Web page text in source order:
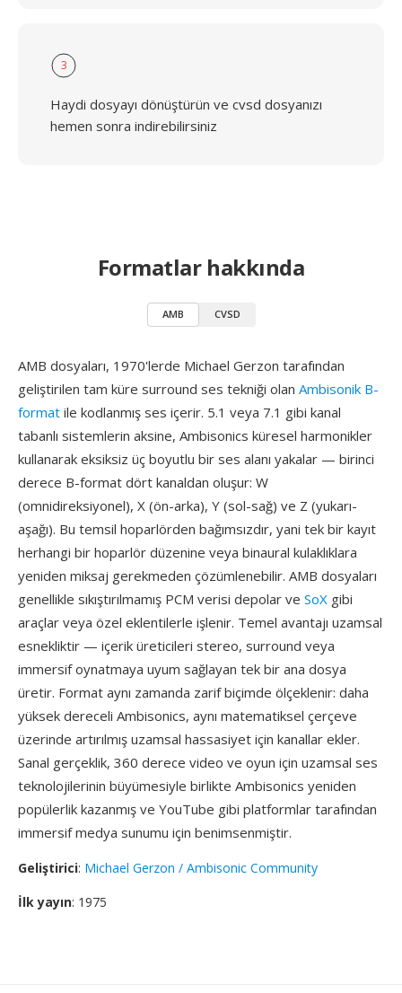
3
Haydi dosyayı dönüştürün ve cvsd dosyanızı
hemen sonra indirebilirsiniz
Formatlar hakkında
AMB CVSD
AMB dosyaları, 1970'lerde Michael Gerzon tarafından
geliştirilen tam küre surround ses tekniği olan Ambisonik B-
format ile kodlanmış ses içerir. 5.1 veya 7.1 gibi kanal
tabanlı sistemlerin aksine, Ambisonics küresel harmonikler
kullanarak eksiksiz üç boyutlu bir ses alanı yakalar — birinci
derece B-format dört kanaldan oluşur: W
(omnidireksiyonel), X (ön-arka), Y (sol-sağ) ve Z (yukarı-
aşağı). Bu temsil hoparlörden bağımsızdır, yani tek bir kayıt
herhangi bir hoparlör düzenine veya binaural kulaklıklara
yeniden miksaj gerekmeden çözümlenebilir. AMB dosyaları
genellikle sıkıştırılmamış PCM verisi depolar ve SoX gibi
araçlar veya özel eklentilerle işlenir. Temel avantajı uzamsal
esnekliktir — içerik üreticileri stereo, surround veya
immersif oynatmaya uyum sağlayan tek bir ana dosya
üretir. Format aynı zamanda zarif biçimde ölçeklenir: daha
yüksek dereceli Ambisonics, aynı matematiksel çerçeve
üzerinde artırılmış uzamsal hassasiyet için kanallar ekler.
Sanal gerçeklik, 360 derece video ve oyun için uzamsal ses
teknolojilerinin büyümesiyle birlikte Ambisonics yeniden
popülerlik kazanmış ve YouTube gibi platformlar tarafından
immersif medya sunumu için benimsenmiştir.
Geliştirici: Michael Gerzon / Ambisonic Community
İlk yayın: 1975